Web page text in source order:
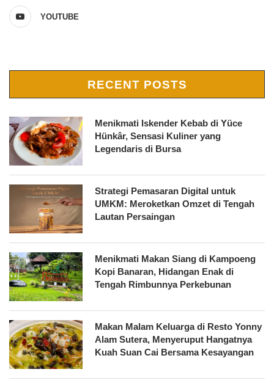
YOUTUBE
RECENT POSTS
Menikmati Iskender Kebab di Yüce
Hünkâr, Sensasi Kuliner yang
Legendaris di Bursa
Strategi Pemasaran Digital untuk
UMKM: Meroketkan Omzet di Tengah
Lautan Persaingan
Menikmati Makan Siang di Kampoeng
Kopi Banaran, Hidangan Enak di
Tengah Rimbunnya Perkebunan
Makan Malam Keluarga di Resto Yonny
Alam Sutera, Menyeruput Hangatnya
Kuah Suan Cai Bersama Kesayangan